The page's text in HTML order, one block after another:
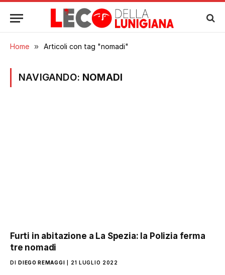
Home » Articoli con tag "nomadi"
NAVIGANDO: NOMADI
Furti in abitazione a La Spezia: la Polizia ferma
tre nomadi
DI DIEGO REMAGGI 21 LUGLIO 2022